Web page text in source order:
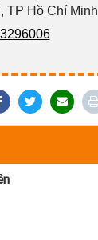
TP Hồ Chí Minh